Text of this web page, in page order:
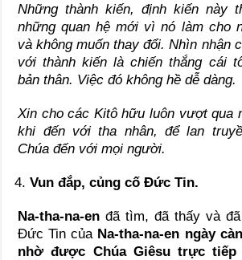
Những thành kiến, định kiến này
những quan hệ mới vì nó làm cho
và không muốn thay đổi. Nhìn nhận
với thành kiến là chiến thắng cái
bản thân. Việc đó không hề dễ dàng.
Xin cho các Kitô hữu luôn vượt qua
khi đến với tha nhân, để lan
Chúa đến với mọi người.
Vun đắp, củng cố Đức Tin.
Na-tha-na-en đã tìm, đã thấy và
Đức Tin của Na-tha-na-en ngày
nhờ được Chúa Giêsu trực tiếp